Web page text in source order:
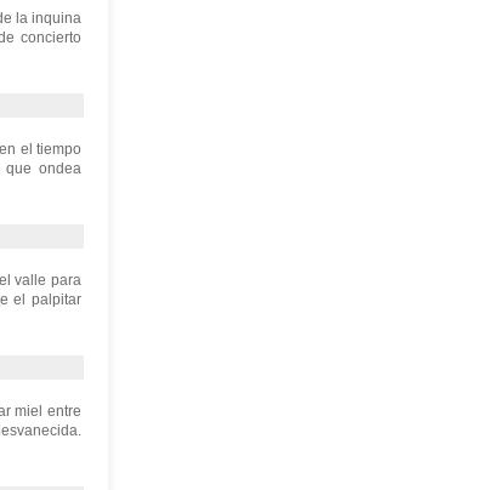
la inquina
concierto
el tiempo
que ondea
valle para
el palpitar
miel entre